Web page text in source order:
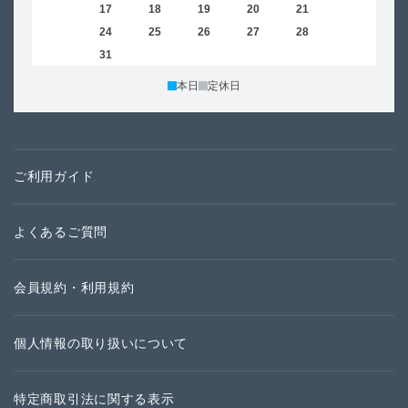
17 18 19 20 21
24 25 26 27 28
31
本日 定休日
ご利用ガイド
よくあるご質問
会員規約・利用規約
個人情報の取り扱いについて
特定商取引法に関する表示